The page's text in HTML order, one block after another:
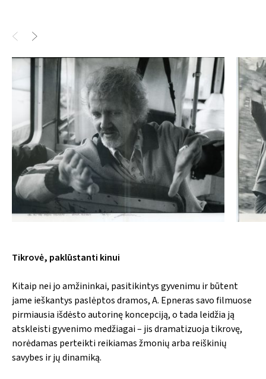
Tikrovė, paklūstanti kinui
Kitaip nei jo amžininkai, pasitikintys gyvenimu ir būtent
jame ieškantys paslėptos dramos, A. Epneras savo filmuose
pirmiausia išdėsto autorinę koncepciją, o tada leidžia ją
atskleisti gyvenimo medžiagai – jis dramatizuoja tikrovę,
norėdamas perteikti reikiamas žmonių arba reiškinių
savybes ir jų dinamiką.